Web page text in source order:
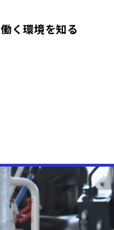
働く環境を知る